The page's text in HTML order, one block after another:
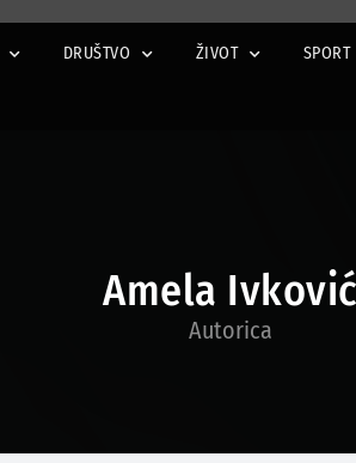
DRUŠTVO ŽIVOT SPORT
Amela Ivković
Autorica